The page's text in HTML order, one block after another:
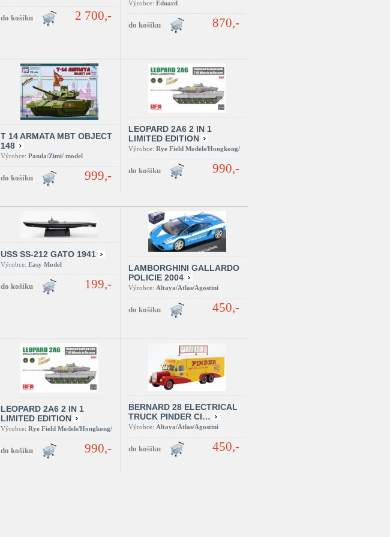
2 700,-
Výrobce: Eduard
870,-
T 14 ARMATA MBT OBJECT
148
Výrobce: Panda/Zimi/ model
999,-
LEOPARD 2A6 2 IN 1
LIMITED EDITION
Výrobce: Rye Field Models/Hongkong/
990,-
USS SS-212 GATO 1941
Výrobce: Easy Model
199,-
LAMBORGHINI GALLARDO
POLICIE 2004
Výrobce: Altaya/Atlas/Agostini
450,-
LEOPARD 2A6 2 IN 1
LIMITED EDITION
Výrobce: Rye Field Models/Hongkong/
990,-
BERNARD 28 ELECTRICAL
TRUCK PINDER CI…
Výrobce: Altaya/Atlas/Agostini
450,-